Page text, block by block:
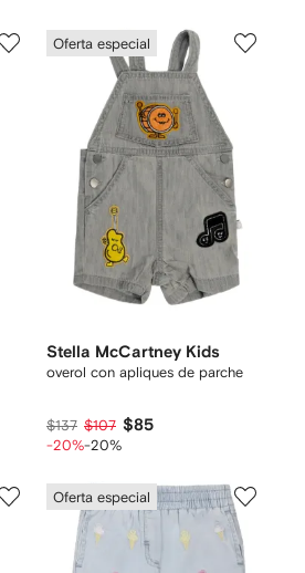
Oferta especial
Stella McCartney Kids
overol con apliques de parche
$137 $107 $85
-20%-20%
Oferta especial